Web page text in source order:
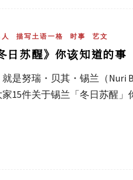
描写土语一格 时事 艺文
日苏醒》你该知道的事
是努瑞・贝其・锡兰（Nuri
家15件关于锡兰「冬日苏醒